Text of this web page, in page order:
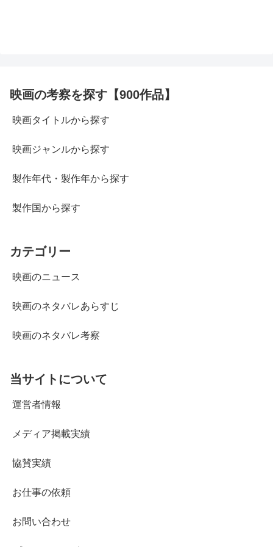
映画の考察を探す【900作品】
映画タイトルから探す
映画ジャンルから探す
製作年代・製作年から探す
製作国から探す
カテゴリー
映画のニュース
映画のネタバレあらすじ
映画のネタバレ考察
当サイトについて
運営者情報
メディア掲載実績
協賛実績
お仕事の依頼
お問い合わせ